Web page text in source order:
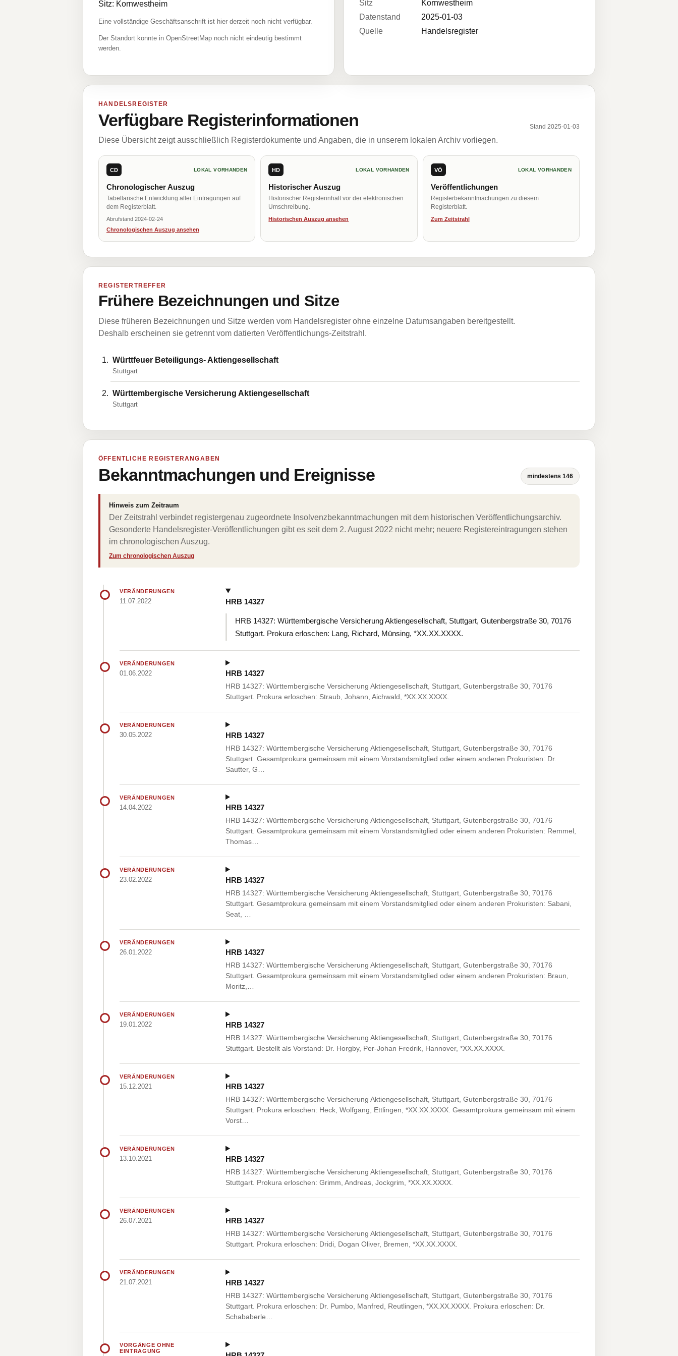
Sitz: Kornwestheim
Eine vollständige Geschäftsanschrift ist hier derzeit noch nicht verfügbar.
Der Standort konnte in OpenStreetMap noch nicht eindeutig bestimmt
werden.
Sitz
Kornwestheim
Datenstand
2025-01-03
Quelle
Handelsregister
HANDELSREGISTER
Verfügbare Registerinformationen Stand 2025-01-03
Diese Übersicht zeigt ausschließlich Registerdokumente und Angaben, die in unserem lokalen Archiv vorliegen.
CD LOKAL VORHANDEN
Chronologischer Auszug
Tabellarische Entwicklung aller Eintragungen auf
dem Registerblatt.
Abrufstand 2024-02-24
Chronologischen Auszug ansehen
HD LOKAL VORHANDEN
Historischer Auszug
Historischer Registerinhalt vor der elektronischen
Umschreibung.
Historischen Auszug ansehen
VÖ LOKAL VORHANDEN
Veröffentlichungen
Registerbekanntmachungen zu diesem
Registerblatt.
Zum Zeitstrahl
REGISTERTREFFER
Frühere Bezeichnungen und Sitze
Diese früheren Bezeichnungen und Sitze werden vom Handelsregister ohne einzelne Datumsangaben bereitgestellt.
Deshalb erscheinen sie getrennt vom datierten Veröffentlichungs-Zeitstrahl.
Württfeuer Beteiligungs- Aktiengesellschaft
Stuttgart
Württembergische Versicherung Aktiengesellschaft
Stuttgart
ÖFFENTLICHE REGISTERANGABEN
Bekanntmachungen und Ereignisse mindestens 146
Hinweis zum Zeitraum
Der Zeitstrahl verbindet registergenau zugeordnete Insolvenzbekanntmachungen mit dem historischen Veröffentlichungsarchiv.
Gesonderte Handelsregister-Veröffentlichungen gibt es seit dem 2. August 2022 nicht mehr; neuere Registereintragungen stehen
im chronologischen Auszug.
Zum chronologischen Auszug
VERÄNDERUNGEN
11.07.2022 HRB 14327
HRB 14327: Württembergische Versicherung Aktiengesellschaft, Stuttgart, Gutenbergstraße 30, 70176
Stuttgart. Prokura erloschen: Lang, Richard, Münsing, *XX.XX.XXXX.
VERÄNDERUNGEN
01.06.2022 HRB 14327
HRB 14327: Württembergische Versicherung Aktiengesellschaft, Stuttgart, Gutenbergstraße 30, 70176
Stuttgart. Prokura erloschen: Straub, Johann, Aichwald, *XX.XX.XXXX.
VERÄNDERUNGEN
30.05.2022 HRB 14327
HRB 14327: Württembergische Versicherung Aktiengesellschaft, Stuttgart, Gutenbergstraße 30, 70176
Stuttgart. Gesamtprokura gemeinsam mit einem Vorstandsmitglied oder einem anderen Prokuristen: Dr.
Sautter, G…
VERÄNDERUNGEN
14.04.2022 HRB 14327
HRB 14327: Württembergische Versicherung Aktiengesellschaft, Stuttgart, Gutenbergstraße 30, 70176
Stuttgart. Gesamtprokura gemeinsam mit einem Vorstandsmitglied oder einem anderen Prokuristen: Remmel,
Thomas…
VERÄNDERUNGEN
23.02.2022 HRB 14327
HRB 14327: Württembergische Versicherung Aktiengesellschaft, Stuttgart, Gutenbergstraße 30, 70176
Stuttgart. Gesamtprokura gemeinsam mit einem Vorstandsmitglied oder einem anderen Prokuristen: Sabani,
Seat, …
VERÄNDERUNGEN
26.01.2022 HRB 14327
HRB 14327: Württembergische Versicherung Aktiengesellschaft, Stuttgart, Gutenbergstraße 30, 70176
Stuttgart. Gesamtprokura gemeinsam mit einem Vorstandsmitglied oder einem anderen Prokuristen: Braun,
Moritz,…
VERÄNDERUNGEN
19.01.2022 HRB 14327
HRB 14327: Württembergische Versicherung Aktiengesellschaft, Stuttgart, Gutenbergstraße 30, 70176
Stuttgart. Bestellt als Vorstand: Dr. Horgby, Per-Johan Fredrik, Hannover, *XX.XX.XXXX.
VERÄNDERUNGEN
15.12.2021 HRB 14327
HRB 14327: Württembergische Versicherung Aktiengesellschaft, Stuttgart, Gutenbergstraße 30, 70176
Stuttgart. Prokura erloschen: Heck, Wolfgang, Ettlingen, *XX.XX.XXXX. Gesamtprokura gemeinsam mit einem
Vorst…
VERÄNDERUNGEN
13.10.2021 HRB 14327
HRB 14327: Württembergische Versicherung Aktiengesellschaft, Stuttgart, Gutenbergstraße 30, 70176
Stuttgart. Prokura erloschen: Grimm, Andreas, Jockgrim, *XX.XX.XXXX.
VERÄNDERUNGEN
26.07.2021 HRB 14327
HRB 14327: Württembergische Versicherung Aktiengesellschaft, Stuttgart, Gutenbergstraße 30, 70176
Stuttgart. Prokura erloschen: Dridi, Dogan Oliver, Bremen, *XX.XX.XXXX.
VERÄNDERUNGEN
21.07.2021 HRB 14327
HRB 14327: Württembergische Versicherung Aktiengesellschaft, Stuttgart, Gutenbergstraße 30, 70176
Stuttgart. Prokura erloschen: Dr. Pumbo, Manfred, Reutlingen, *XX.XX.XXXX. Prokura erloschen: Dr.
Schababerle…
VORGÄNGE OHNE
EINTRAGUNG